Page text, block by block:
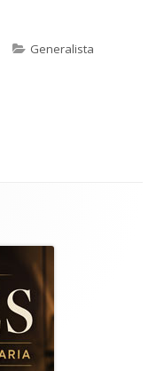
Categorías
Generalista